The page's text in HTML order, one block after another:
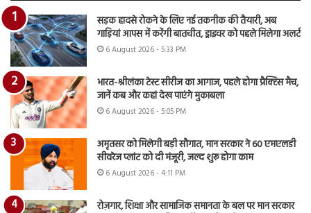
सड़क हादसे रोकने के लिए नई तकनीक की तैयारी, अब
गाड़ियां आपस में करेंगी बातचीत, ड्राइवर को पहले मिलेगा अलर्ट
6 August 2026 - 5:33 PM
भारत-श्रीलंका टेस्ट सीरीज का आगाज, पहले होगा प्रैक्टिस मैच,
जानें कब और कहां देख पाएंगे मुकाबला
6 August 2026 - 5:05 PM
अमृतसर को मिलेगी बड़ी सौगात, मान सरकार ने 60 एमएलडी
सीवरेज प्लांट को दी मंजूरी, जल्द शुरू होगा काम
6 August 2026 - 4:11 PM
रोज़गार, शिक्षा और सामाजिक समानता के बल पर मान सरकार